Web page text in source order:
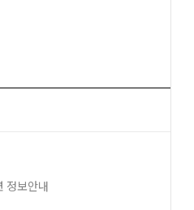
정보안내